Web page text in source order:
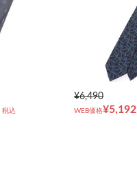
税込
¥6,490
WEB価格¥5,192